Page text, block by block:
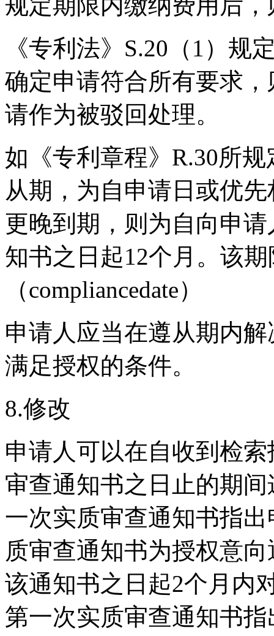
规定期限内缴纳费用后
《专利法》S.20（1）规
确定申请符合所有要求
请作为被驳回处理。
如《专利章程》R.30所
从期，为自申请日或优
更晚到期，则为自向申
知书之日起12个月。该
（compliancedate）
申请人应当在遵从期内
满足授权的条件。
8.修改
申请人可以在自收到检
审查通知书之日止的期
一次实质审查通知书指
质审查通知书为授权意
该通知书之日起2个月内
第一次实质审查通知书